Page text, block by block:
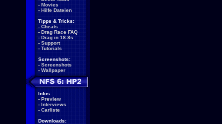
- Movies
- Hilfe Dateien
Tipps & Tricks:
- Cheats
- Drag Race FAQ
- Drag in 18.8s
- Support
- Tutorials
Screenshots:
- Screenshots
- Wallpaper
Infos:
- Preview
- Interviews
- Carliste
Downloads: